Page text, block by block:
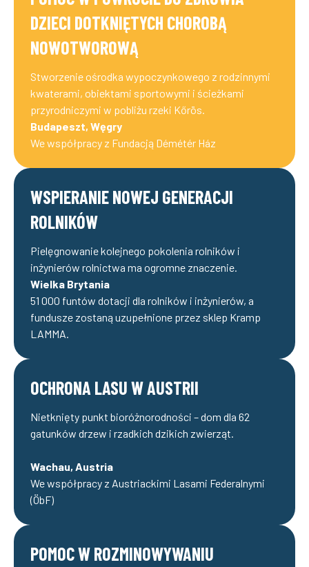
DZIECI DOTKNIĘTYCH CHOROBĄ
NOWOTWOROWĄ
Stworzenie ośrodka wypoczynkowego z rodzinnymi
kwaterami, obiektami sportowymi i ścieżkami
przyrodniczymi w pobliżu rzeki Kőrös.
Budapeszt, Węgry
We współpracy z Fundacją Démétér Ház
WSPIERANIE NOWEJ GENERACJI
ROLNIKÓW
Pielęgnowanie kolejnego pokolenia rolników i
inżynierów rolnictwa ma ogromne znaczenie.
Wielka Brytania
51 000 funtów dotacji dla rolników i inżynierów, a
fundusze zostaną uzupełnione przez sklep Kramp
LAMMA.
OCHRONA LASU W AUSTRII
Nietknięty punkt bioróżnorodności – dom dla 62
gatunków drzew i rzadkich dzikich zwierząt.
Wachau, Austria
We współpracy z Austriackimi Lasami Federalnymi
(ÖbF)
POMOC W ROZMINOWYWANIU